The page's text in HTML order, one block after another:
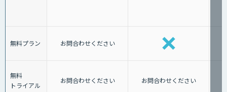
無料プラン お問合わせください
無料
トライアル
お問合わせください お問合わせください